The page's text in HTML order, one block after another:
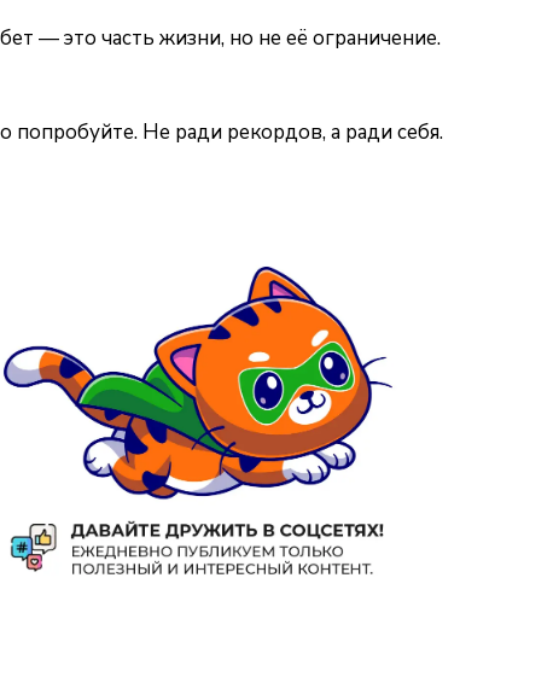
— это часть жизни, но не её ограничение.
Не ради рекордов, а ради себя.